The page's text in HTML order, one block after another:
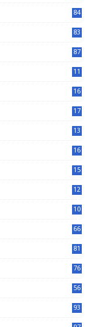
84
83
87
11
16
17
13
16
15
12
10
66
81
76
56
93